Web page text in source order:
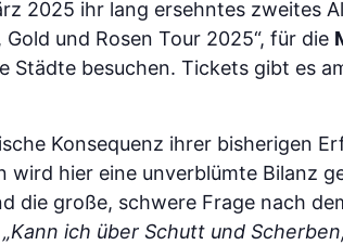
2025 ihr lang ersehntes zweites
und Rosen Tour 2025“, für die
Städte besuchen. Tickets gibt es
Konsequenz ihrer bisherigen
wird hier eine unverblümte Bilanz
die große, schwere Frage nach
„Kann ich über Schutt und